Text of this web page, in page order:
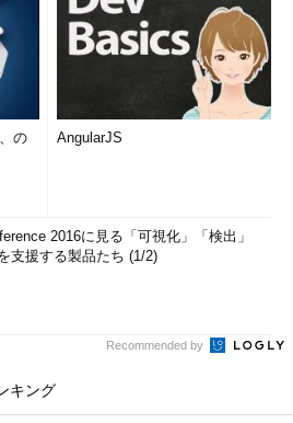
の
AngularJS
2016に見る「可視化」「検出」
支援する製品たち (1/2)
Recommended by
キング